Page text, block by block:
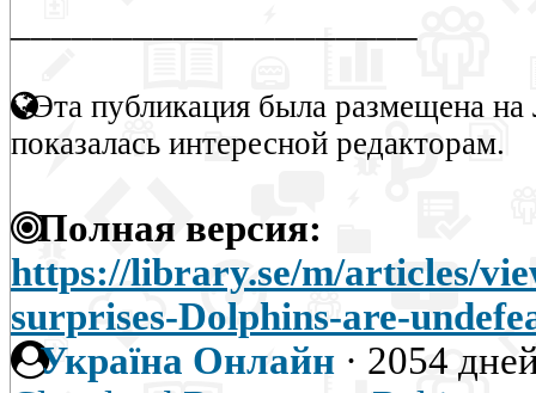
Эта публикация была размещена на
показалась интересной редакторам.
Полная версия:
https://library.se/m/articles/
surprises-Dolphins-are-
Україна Онлайн · 2054